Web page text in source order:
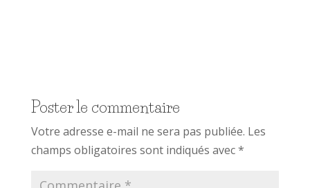
Poster le commentaire
Votre adresse e-mail ne sera pas publiée. Les
champs obligatoires sont indiqués avec*